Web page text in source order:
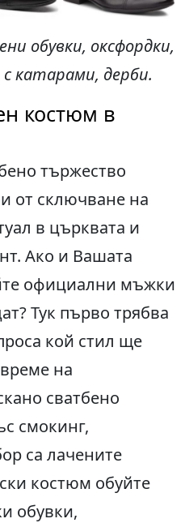
обувки, оксфордки,
с катарами, дерби.
костюм в
тържество
от сключване на
в църквата и
Ако и Вашата
официални мъжки
Тук първо трябва
кой стил ще
на
сватбено
смокинг,
са лачените
костюм обуйте
обувки,